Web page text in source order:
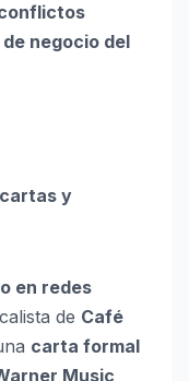
negocio del
y
en redes
de Café
carta formal
Music